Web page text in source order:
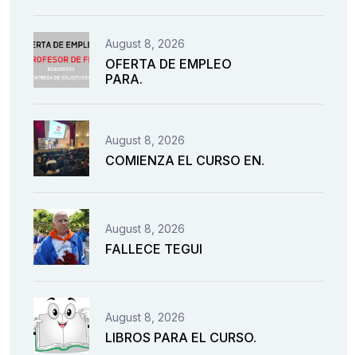
August 8, 2026
OFERTA DE EMPLEO
PARA.
August 8, 2026
COMIENZA EL CURSO EN.
August 8, 2026
FALLECE TEGUI
August 8, 2026
LIBROS PARA EL CURSO.